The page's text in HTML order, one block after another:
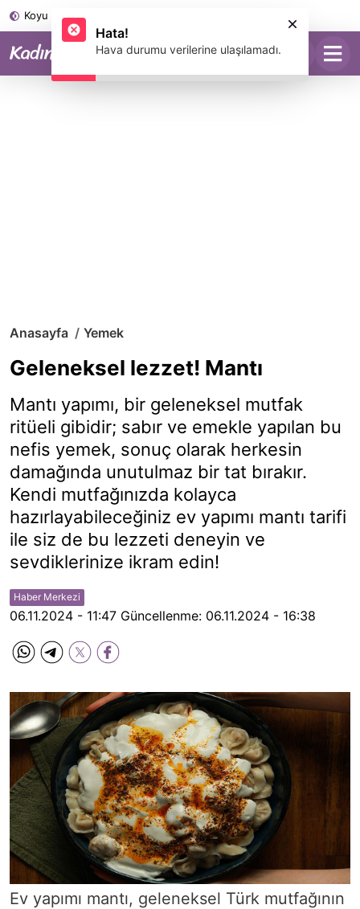
Koyu Mod
Anasayfa Yemek
Geleneksel lezzet! Mantı
Mantı yapımı, bir geleneksel mutfak
ritüeli gibidir; sabır ve emekle yapılan bu
nefis yemek, sonuç olarak herkesin
damağında unutulmaz bir tat bırakır.
Kendi mutfağınızda kolayca
hazırlayabileceğiniz ev yapımı mantı tarifi
ile siz de bu lezzeti deneyin ve
sevdiklerinize ikram edin!
Haber Merkezi
06.11.2024 - 11:47 Güncellenme: 06.11.2024 - 16:38
Ev yapımı mantı, geleneksel Türk mutfağının